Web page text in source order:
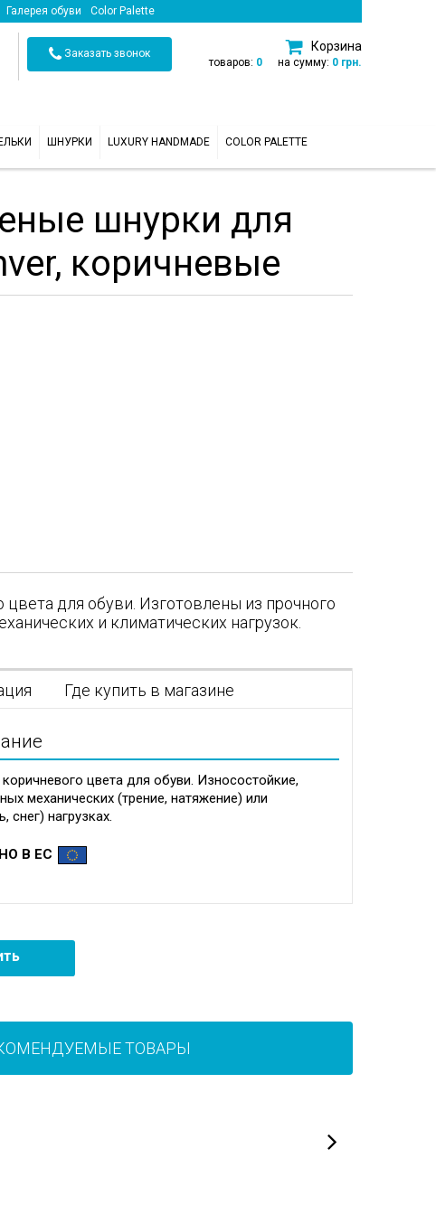
Галерея обуви Color Palette
Заказать звонок
Корзина
товаров: 0 на сумму: 0 грн.
ШНУРКИ LUXURY HANDMADE COLOR PALETTE
шнурки для
коричневые
для обуви. Изготовлены из прочного
и климатических нагрузок.
Где купить в магазине
цвета для обуви. Износостойкие,
механических (трение, натяжение) или
снег) нагрузках.
В ЕС
ТОВАРЫ